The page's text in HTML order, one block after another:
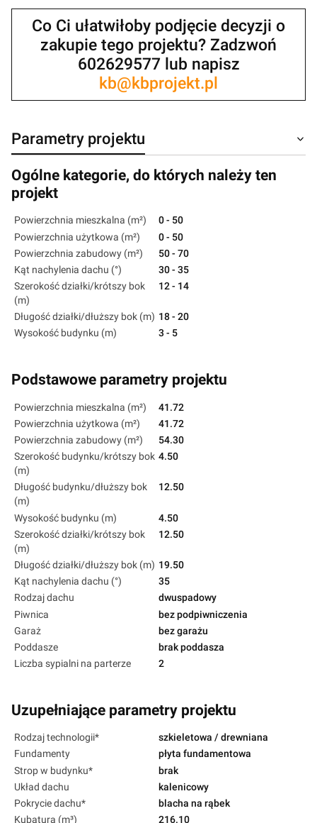
Co Ci ułatwiłoby podjęcie decyzji o
zakupie tego projektu? Zadzwoń
602629577 lub napisz
kb@kbprojekt.pl
Parametry projektu
Ogólne kategorie, do których należy ten
projekt
Powierzchnia mieszkalna (m²)
0 - 50
Powierzchnia użytkowa (m²)
0 - 50
Powierzchnia zabudowy (m²)
50 - 70
Kąt nachylenia dachu (°)
30 - 35
Szerokość działki/krótszy bok
(m)
12 - 14
Długość działki/dłuższy bok (m) 18 - 20
Wysokość budynku (m)
3 - 5
Podstawowe parametry projektu
Powierzchnia mieszkalna (m²)
41.72
Powierzchnia użytkowa (m²)
41.72
Powierzchnia zabudowy (m²)
54.30
Szerokość budynku/krótszy bok
(m)
4.50
Długość budynku/dłuższy bok
(m)
12.50
Wysokość budynku (m)
4.50
Szerokość działki/krótszy bok
(m)
12.50
Długość działki/dłuższy bok (m) 19.50
Kąt nachylenia dachu (°)
35
Rodzaj dachu
dwuspadowy
Piwnica
bez podpiwniczenia
Garaż
bez garażu
Poddasze
brak poddasza
Liczba sypialni na parterze
2
Uzupełniające parametry projektu
Rodzaj technologii*
szkieletowa / drewniana
Fundamenty
płyta fundamentowa
Strop w budynku*
brak
Układ dachu
kalenicowy
Pokrycie dachu*
blacha na rąbek
Kubatura (m³)
216.10